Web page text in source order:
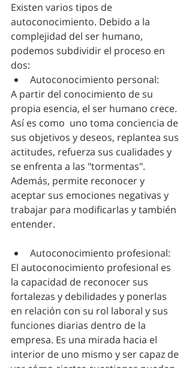
Existen varios tipos de
autoconocimiento. Debido a la
complejidad del ser humano,
podemos subdividir el proceso en
dos:
Autoconocimiento personal:
A partir del conocimiento de su
propia esencia, el ser humano crece.
Así es como  uno toma conciencia de
sus objetivos y deseos, replantea sus
actitudes, refuerza sus cualidades y
se enfrenta a las "tormentas".
Además, permite reconocer y
aceptar sus emociones negativas y
trabajar para modificarlas y también
entender.
Autoconocimiento profesional:
El autoconocimiento profesional es
la capacidad de reconocer sus
fortalezas y debilidades y ponerlas
en relación con su rol laboral y sus
funciones diarias dentro de la
empresa. Es una mirada hacia el
interior de uno mismo y ser capaz de